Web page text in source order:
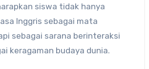
siswa tidak hanya
Inggris sebagai mata
sebagai sarana berinteraksi
keragaman budaya dunia.